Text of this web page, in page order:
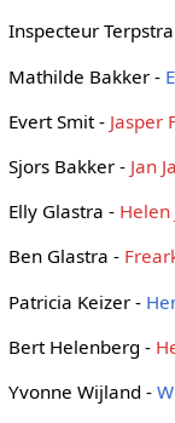
Inspecteur
Mathilde Bakker -
Evert Smit - Jasper
Sjors Bakker - Jan
Elly Glastra - Helen
Ben Glastra -
Patricia Keizer -
Bert Helenberg -
Yvonne Wijland -